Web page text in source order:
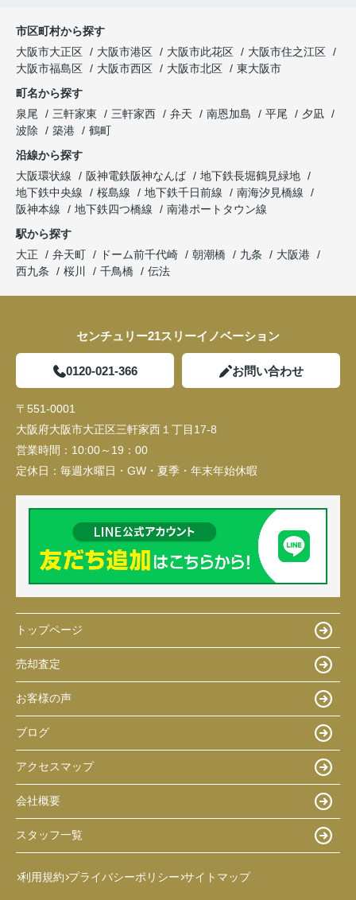
市区町村から探す
大阪市大正区
大阪市港区 大阪市此花区
大阪市住之江区
大阪市福島区
大阪市西区 大阪市北区
東大阪市
町名から探す
泉尾
三軒家東 三軒家西 弁天 南恩加島 平尾
夕凪
波除
築港
鶴町
沿線から探す
大阪環状線
阪神電鉄阪神なんば
地下鉄長堀鶴見緑地
地下鉄中央線
桜島線 地下鉄千日前線
南海汐見橋線
阪神本線
地下鉄四つ橋線
南港ポートタウン線
駅から探す
大正
弁天町 ドーム前千代崎 朝潮橋 九条
大阪港
西九条
桜川 千鳥橋 伝法
センチュリー21スリーイノベーション
0120-021-366 お問い合わせ
〒551-0001
大阪府大阪市大正区三軒家西１丁目17-8
営業時間： 10:00～19：00
定休日： 毎週水曜日・GW・夏季・年末年始休暇
トップページ
売却査定
お客様の声
ブログ
アクセスマップ
会社概要
スタッフ一覧
利用規約 プライバシーポリシー サイトマップ